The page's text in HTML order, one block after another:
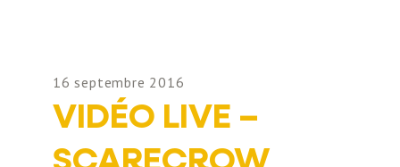
16 septembre 2016
VIDÉO LIVE –